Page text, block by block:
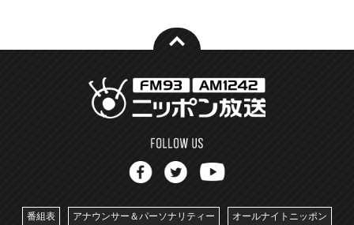
番組表 アナウンサー＆パーソナリティー オールナイトニッポン